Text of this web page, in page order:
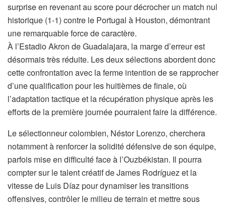
surprise en revenant au score pour décrocher un match nul
historique (1-1) contre le Portugal à Houston, démontrant
une remarquable force de caractère.
À l’Estadio Akron de Guadalajara, la marge d’erreur est
désormais très réduite. Les deux sélections abordent donc
cette confrontation avec la ferme intention de se rapprocher
d’une qualification pour les huitièmes de finale, où
l’adaptation tactique et la récupération physique après les
efforts de la première journée pourraient faire la différence.
Le sélectionneur colombien, Néstor Lorenzo, cherchera
notamment à renforcer la solidité défensive de son équipe,
parfois mise en difficulté face à l’Ouzbékistan. Il pourra
compter sur le talent créatif de James Rodríguez et la
vitesse de Luis Díaz pour dynamiser les transitions
offensives, contrôler le milieu de terrain et mettre sous